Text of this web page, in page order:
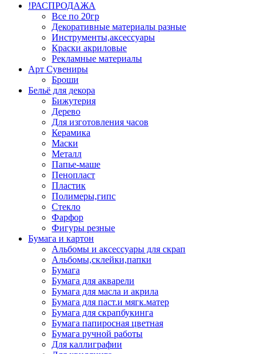
!РАСПРОДАЖА
Все по 20гр
Декоративные материалы разные
Инструменты,аксессуары
Краски акриловые
Рекламные материалы
Арт Сувениры
Броши
Бельё для декора
Бижутерия
Дерево
Для изготовления часов
Керамика
Маски
Металл
Папье-маше
Пенопласт
Пластик
Полимеры,гипс
Стекло
Фарфор
Фигуры резные
Бумага и картон
Альбомы и аксессуары для скрап
Альбомы,склейки,папки
Бумага
Бумага для акварели
Бумага для масла и акрила
Бумага для паст.и мягк.матер
Бумага для скрапбукинга
Бумага папиросная цветная
Бумага ручной работы
Для каллиграфии